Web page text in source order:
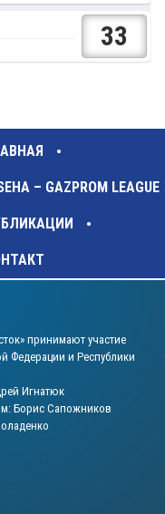
33
– GAZPROM LEAGUE
принимают участие
Федерации и Республики
Игнатюк
Борис Сапожников